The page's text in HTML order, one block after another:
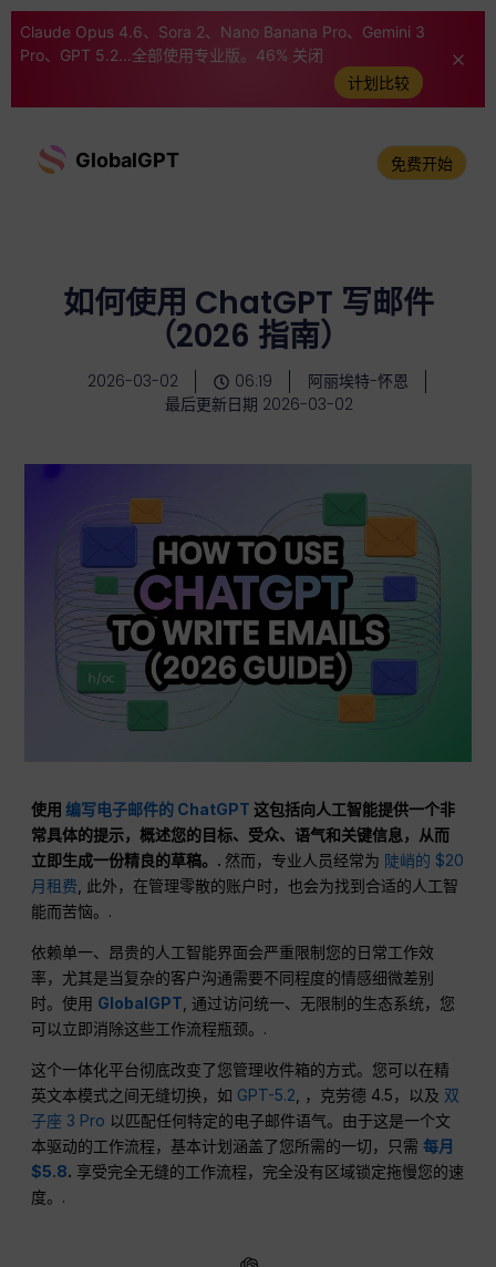
Claude Opus 4.6、Sora 2、Nano Banana Pro、Gemini 3
Pro、GPT 5.2...全部使用专业版。46% 关闭
计划比较
GlobalGPT 免费开始
如何使用 ChatGPT 写邮件
（2026 指南）
2026-03-02 06:19
阿丽埃特-怀恩
最后更新日期 2026-03-02
使用 编写电子邮件的 ChatGPT 这包括向人工智能提供一个非
常具体的提示，概述您的目标、受众、语气和关键信息，从而
立即生成一份精良的草稿。. 然而，专业人员经常为 陡峭的 $20
月租费 , 此外，在管理零散的账户时，也会为找到合适的人工智
能而苦恼。.
依赖单一、昂贵的人工智能界面会严重限制您的日常工作效
率，尤其是当复杂的客户沟通需要不同程度的情感细微差别
时。使用 GlobalGPT , 通过访问统一、无限制的生态系统，您
可以立即消除这些工作流程瓶颈。.
这个一体化平台彻底改变了您管理收件箱的方式。您可以在精
英文本模式之间无缝切换，如 GPT-5.2, ，克劳德 4.5，以及 双
子座 3 Pro 以匹配任何特定的电子邮件语气。由于这是一个文
本驱动的工作流程，基本计划涵盖了您所需的一切，只需每月
$5.8. 享受完全无缝的工作流程，完全没有区域锁定拖慢您的速
度。.